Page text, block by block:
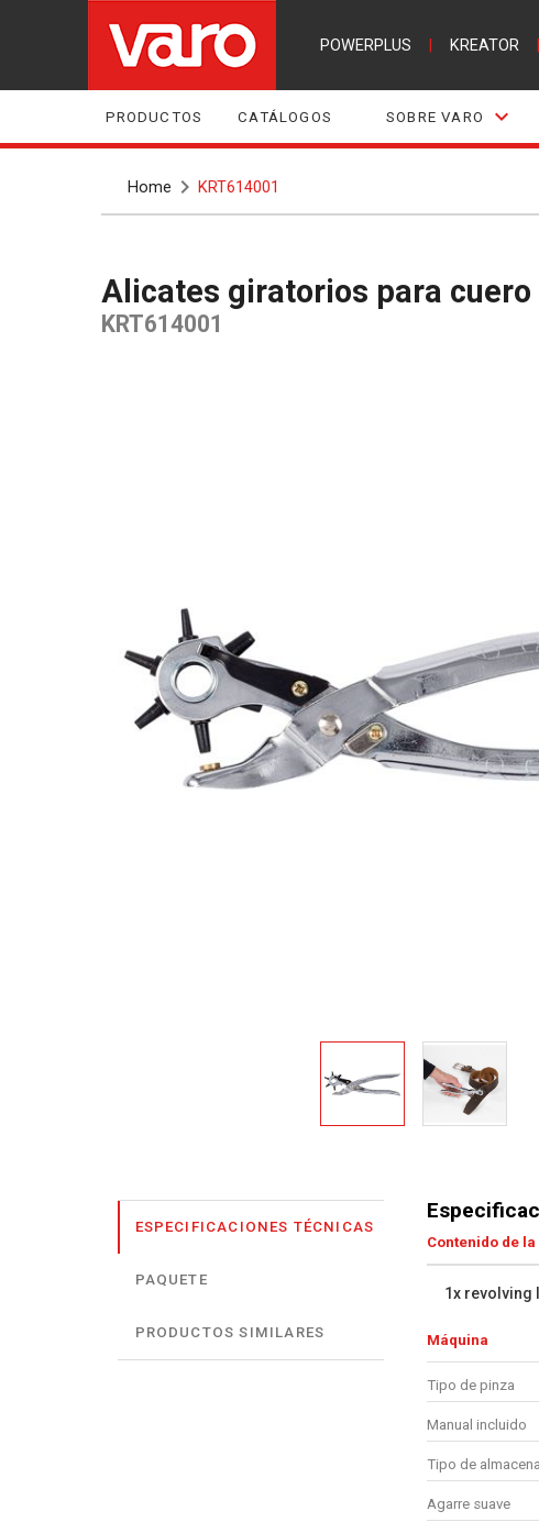
POWERPLUS KREATOR
PRODUCTOS CATÁLOGOS SOBRE VARO
Home KRT614001
Alicates giratorios para cuero
KRT614001
ESPECIFICACIONES TÉCNICAS
PAQUETE
PRODUCTOS SIMILARES
Contenido de
1x revolving
Máquina
Tipo de pinza
Manual incluido
Tipo de
Agarre suave